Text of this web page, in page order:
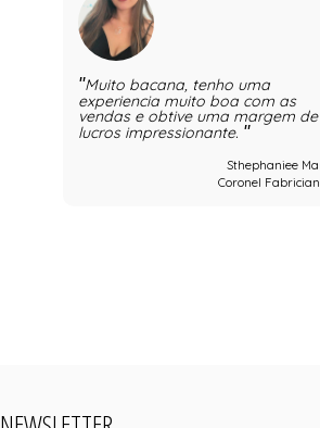
Muito bacana, tenho uma
experiencia muito boa com as
vendas e obtive uma margem de
lucros impressionante.
Sthephaniee
Coronel